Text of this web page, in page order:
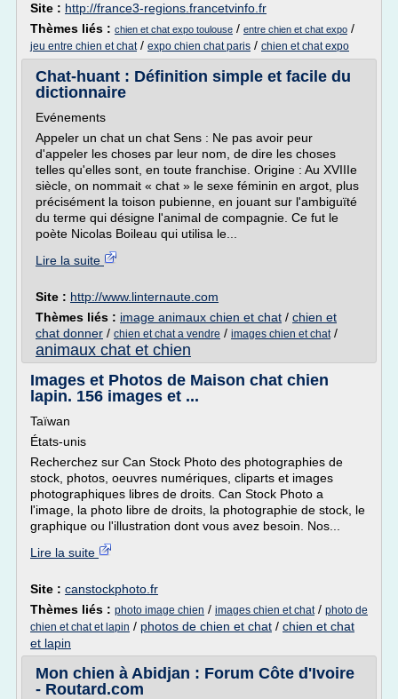
Site : http://france3-regions.francetvinfo.fr
Thèmes liés : chien et chat expo toulouse / entre chien et chat expo /
jeu entre chien et chat/ expo chien chat paris / chien et chat expo
Chat-huant : Définition simple et facile du
dictionnaire
Evénements
Appeler un chat un chat Sens : Ne pas avoir peur
d'appeler les choses par leur nom, de dire les choses
telles qu'elles sont, en toute franchise. Origine : Au XVIIIe
siècle, on nommait « chat » le sexe féminin en argot, plus
précisément la toison pubienne, en jouant sur l'ambiguïté
du terme qui désigne l'animal de compagnie. Ce fut le
poète Nicolas Boileau qui utilisa le...
Lire la suite
Site : http://www.linternaute.com
Thèmes liés : image animaux chien et chat / chien et
chat donner / chien et chat a vendre / images chien et chat/
animaux chat et chien
Images et Photos de Maison chat chien
lapin. 156 images et ...
Taïwan
États-unis
Recherchez sur Can Stock Photo des photographies de
stock, photos, oeuvres numériques, cliparts et images
photographiques libres de droits. Can Stock Photo a
l'image, la photo libre de droits, la photographie de stock, le
graphique ou l'illustration dont vous avez besoin. Nos...
Lire la suite
Site : canstockphoto.fr
Thèmes liés : photo image chien / images chien et chat/ photo de
chien et chat et lapin / photos de chien et chat / chien et chat
et lapin
Mon chien à Abidjan : Forum Côte d'Ivoire
- Routard.com